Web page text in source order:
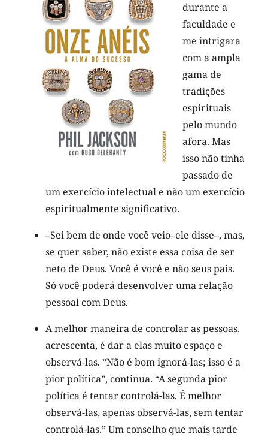
durante a
faculdade e
me intrigara
com a ampla
gama de
tradições
espirituais
pelo mundo
afora. Mas
isso não tinha
passado de
um exercício intelectual e não um exercício
espiritualmente significativo.
–Sei bem de onde você veio–ele disse–, mas,
se quer saber, não existe essa coisa de ser
neto de Deus. Você é você e não seus pais.
Só você poderá desenvolver uma relação
pessoal com Deus.
A melhor maneira de controlar as pessoas,
acrescenta, é dar a elas muito espaço e
observá-las. “Não é bom ignorá-las; isso é a
pior política”, continua. “A segunda pior
política é tentar controlá-las. É melhor
observá-las, apenas observá-las, sem tentar
controlá-las.” Um conselho que mais tarde